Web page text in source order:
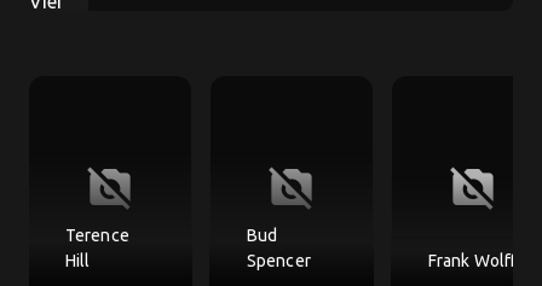
no_photography
Terence
Hill
no_photography
Bud
Spencer
no_photography
Frank Wolff